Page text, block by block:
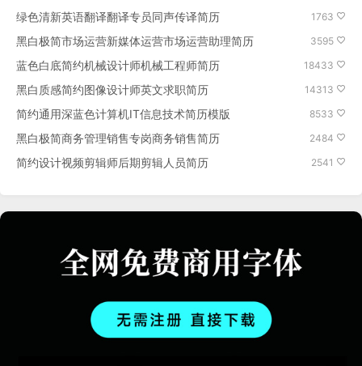
绿色清新英语翻译翻译专员同声传译简历 1763
黑白极简市场运营新媒体运营市场运营助理简历 3595
蓝色白底简约机械设计师机械工程师简历 18433
黑白质感简约图像设计师英文求职简历 14313
简约通用深蓝色计算机IT信息技术简历模版 8533
黑白极简商务管理销售专岗商务销售简历 2484
简约设计视频剪辑师后期剪辑人员简历 2541